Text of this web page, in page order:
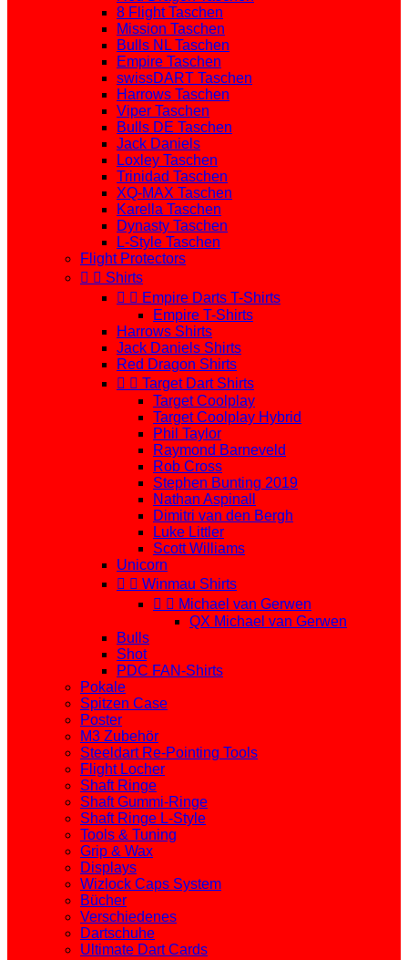
8 Flight Taschen
Mission Taschen
Bulls NL Taschen
Empire Taschen
swissDART Taschen
Harrows Taschen
Viper Taschen
Bulls DE Taschen
Jack Daniels
Loxley Taschen
Trinidad Taschen
XQ-MAX Taschen
Karella Taschen
Dynasty Taschen
L-Style Taschen
Flight Protectors
  Shirts
  Empire Darts T-Shirts
Empire T-Shirts
Harrows Shirts
Jack Daniels Shirts
Red Dragon Shirts
  Target Dart Shirts
Target Coolplay
Target Coolplay Hybrid
Phil Taylor
Raymond Barneveld
Rob Cross
Stephen Bunting 2019
Nathan Aspinall
Dimitri van den Bergh
Luke Littler
Scott Williams
Unicorn
  Winmau Shirts
  Michael van Gerwen
QX Michael van Gerwen
Bulls
Shot
PDC FAN-Shirts
Pokale
Spitzen Case
Poster
M3 Zubehör
Steeldart Re-Pointing Tools
Flight Locher
Shaft Ringe
Shaft Gummi-Ringe
Shaft Ringe L-Style
Tools & Tuning
Grip & Wax
Displays
Wizlock Caps System
Bücher
Verschiedenes
Dartschuhe
Ultimate Dart Cards